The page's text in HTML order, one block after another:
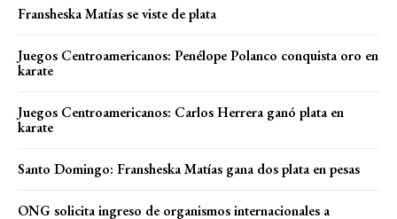
Fransheska Matías se viste de plata
Juegos Centroamericanos: Penélope Polanco conquista oro en
karate
Juegos Centroamericanos: Carlos Herrera ganó plata en
karate
Santo Domingo: Fransheska Matías gana dos plata en pesas
ONG solicita ingreso de organismos internacionales a